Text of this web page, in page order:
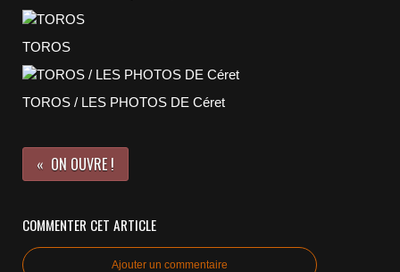
TOROS
TOROS / LES PHOTOS DE Céret
ON OUVRE !
COMMENTER CET ARTICLE
Ajouter un commentaire